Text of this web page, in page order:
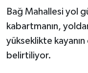
Bağ Mahallesi yol
kabartmanın,
yükseklikte kayanın
belirtiliyor.